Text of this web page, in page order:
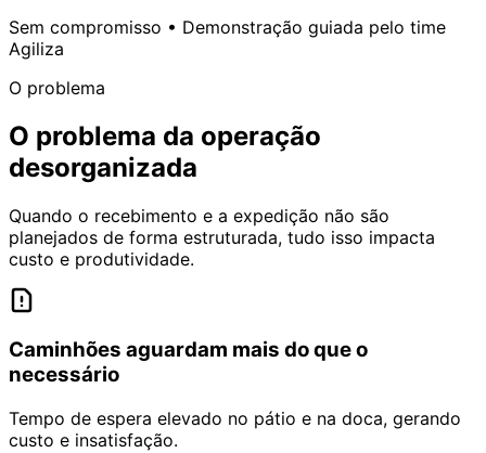
Sem compromisso • Demonstração guiada pelo time
Agiliza
O problema
O problema da operação
desorganizada
Quando o recebimento e a expedição não são
planejados de forma estruturada, tudo isso impacta
custo e produtividade.
Caminhões aguardam mais do que o
necessário
Tempo de espera elevado no pátio e na doca, gerando
custo e insatisfação.